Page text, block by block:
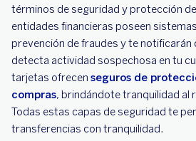
términos de seguridad y protección
entidades financieras poseen
prevención de fraudes y te notificarán
detecta actividad sospechosa en tu
tarjetas ofrecen seguros de
compras, brindándote tranquilidad al
Todas estas capas de seguridad te
transferencias con tranquilidad.